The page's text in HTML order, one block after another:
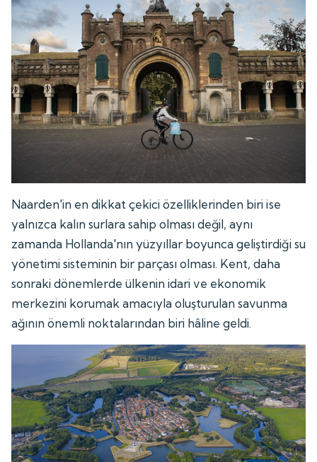
Naarden'in en dikkat çekici özelliklerinden biri ise
yalnızca kalın surlara sahip olması değil, aynı
zamanda Hollanda'nın yüzyıllar boyunca geliştirdiği su
yönetimi sisteminin bir parçası olması. Kent, daha
sonraki dönemlerde ülkenin idari ve ekonomik
merkezini korumak amacıyla oluşturulan savunma
ağının önemli noktalarından biri hâline geldi.